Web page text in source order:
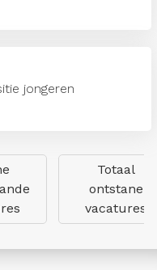
jongeren
Totaal
ontstane
vacatures